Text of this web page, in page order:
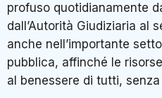
profuso quotidianamente
dall’Autorità Giudiziaria al
anche nell’importante
pubblica, affinché le
al benessere di tutti,